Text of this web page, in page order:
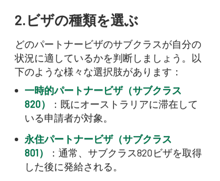
2.ビザの種類を選ぶ
どのパートナービザのサブクラスが自分の
状況に適しているかを判断しましょう。以
下のような様々な選択肢があります：
一時的パートナービザ（サブクラス
820）
：既にオーストラリアに滞在して
いる申請者が対象。
永住パートナービザ（サブクラス
801）
：通常、サブクラス820ビザを取得
した後に発給される。